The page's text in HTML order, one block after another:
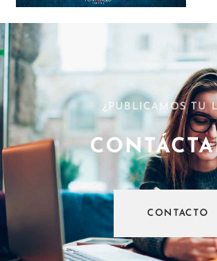
¿PUBLICAMOS TU
CONTACTO